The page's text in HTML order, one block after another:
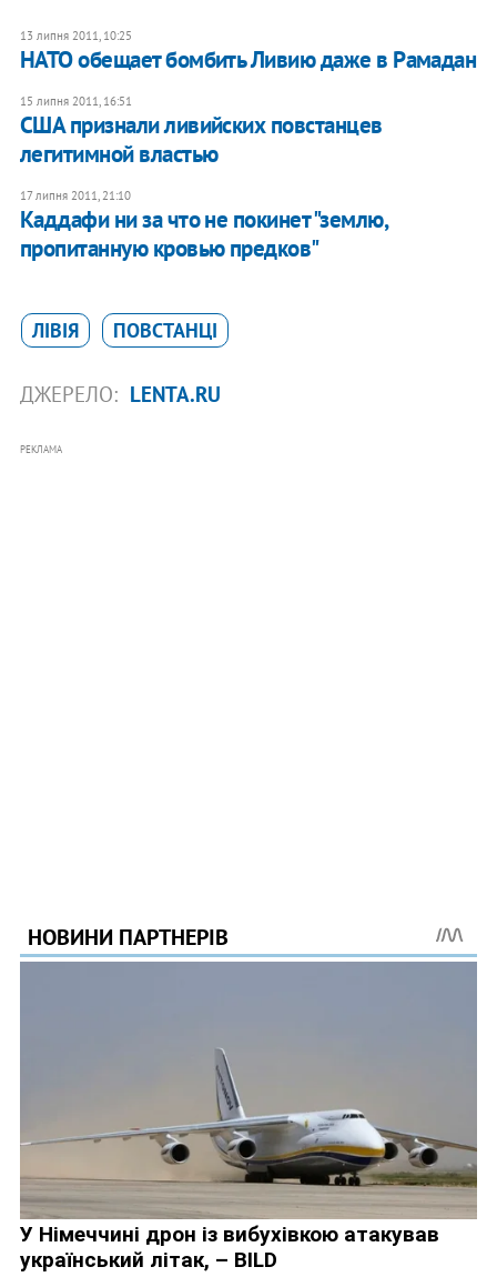
13 липня 2011, 10:25
НАТО обещает бомбить Ливию даже в Рамадан
15 липня 2011, 16:51
США признали ливийских повстанцев
легитимной властью
17 липня 2011, 21:10
Каддафи ни за что не покинет "землю,
пропитанную кровью предков"
ЛІВІЯ ПОВСТАНЦІ
ДЖЕРЕЛО: LENTA.RU
РЕКЛАМА